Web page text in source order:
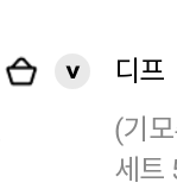
디프
(기
세트